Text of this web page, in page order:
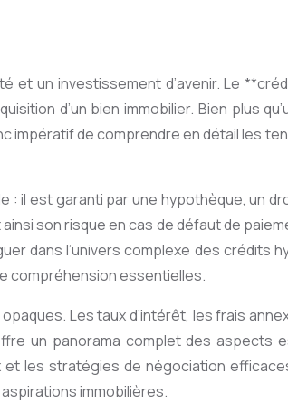
et un investissement d’avenir. Le
d’un bien immobilier. Bien plus
impératif de comprendre en détail les
il est garanti par une hypothèque, un
son risque en cas de défaut de
dans l’univers complexe des crédits
compréhension essentielles.
Les taux d’intérêt, les frais
un panorama complet des aspects
les stratégies de négociation
immobilières.